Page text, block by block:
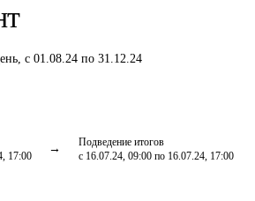
, с 01.08.24 по 31.12.24
17:00
Подведение итогов
с 16.07.24, 09:00 по 16.07.24, 17:00